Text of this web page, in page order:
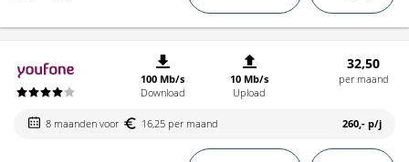
100 Mb/s
Download
10 Mb/s
Upload
32,50
per maand
8 maanden voor 16,25 per maand 260,- p/j